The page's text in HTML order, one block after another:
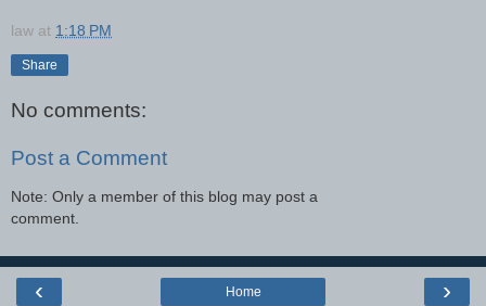
law at 1:18 PM
Share
No comments:
Post a Comment
Note: Only a member of this blog may post a
comment.
‹ ›
Home